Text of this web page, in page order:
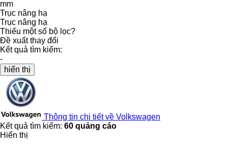
mm
Trục nâng hạ
Trục nâng hạ
Thiếu một số bộ lọc?
Đề xuất thay đổi
Kết quả tìm kiếm:
-
hiển thị
Thông tin chi tiết về Volkswagen
Kết quả tìm kiếm: 60 quảng cáo
Hiển thị